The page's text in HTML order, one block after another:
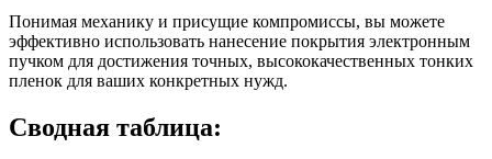
Понимая механику и присущие компромиссы, вы можете
эффективно использовать нанесение покрытия электронным
пучком для достижения точных, высококачественных тонких
пленок для ваших конкретных нужд.
Сводная таблица: